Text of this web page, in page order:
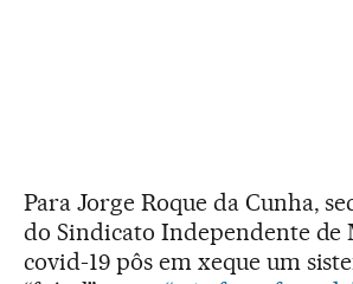
Para Jorge Roque da Cunha,
do Sindicato Independente de
covid-19 pôs em xeque um